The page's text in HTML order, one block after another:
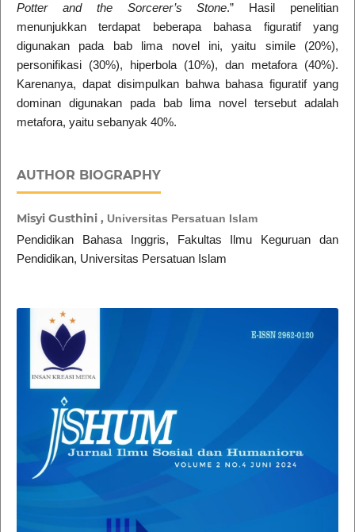
Potter and the Sorcerer’s Stone.” Hasil penelitian
menunjukkan terdapat beberapa bahasa figuratif yang
digunakan pada bab lima novel ini, yaitu simile (20%),
personifikasi (30%), hiperbola (10%), dan metafora (40%).
Karenanya, dapat disimpulkan bahwa bahasa figuratif yang
dominan digunakan pada bab lima novel tersebut adalah
metafora, yaitu sebanyak 40%.
AUTHOR BIOGRAPHY
Misyi Gusthini , Universitas Persatuan Islam
Pendidikan Bahasa Inggris, Fakultas Ilmu Keguruan dan
Pendidikan, Universitas Persatuan Islam